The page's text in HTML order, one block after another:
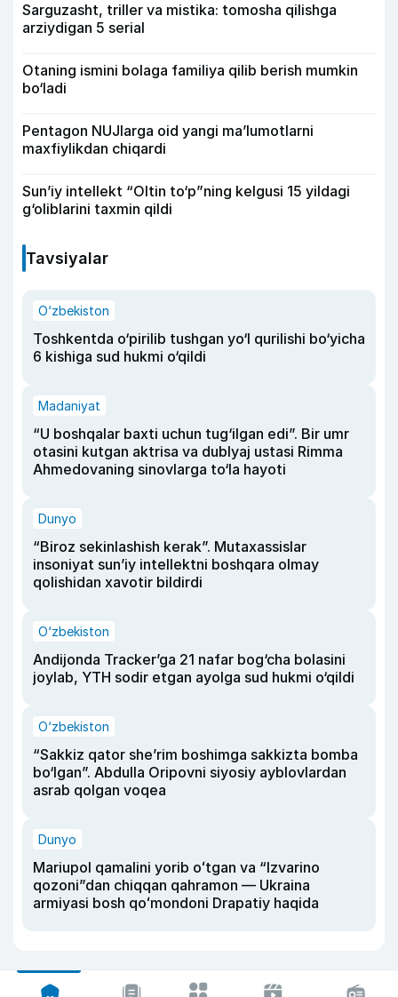
Sarguzasht, triller va mistika: tomosha qilishga
arziydigan 5 serial
Otaning ismini bolaga familiya qilib berish mumkin
bo‘ladi
Pentagon NUJlarga oid yangi maʼlumotlarni
maxfiylikdan chiqardi
Sun’iy intellekt “Oltin to‘p”ning kelgusi 15 yildagi
g‘oliblarini taxmin qildi
Tavsiyalar
O‘zbekiston
Toshkentda o‘pirilib tushgan yo‘l qurilishi bo‘yicha
6 kishiga sud hukmi o‘qildi
Madaniyat
“U boshqalar baxti uchun tug‘ilgan edi”. Bir umr
otasini kutgan aktrisa va dublyaj ustasi Rimma
Ahmedovaning sinovlarga to‘la hayoti
Dunyo
“Biroz sekinlashish kerak”. Mutaxassislar
insoniyat sun’iy intellektni boshqara olmay
qolishidan xavotir bildirdi
O‘zbekiston
Andijonda Tracker’ga 21 nafar bog‘cha bolasini
joylab, YTH sodir etgan ayolga sud hukmi o‘qildi
O‘zbekiston
“Sakkiz qator she’rim boshimga sakkizta bomba
bo‘lgan”. Abdulla Oripovni siyosiy ayblovlardan
asrab qolgan voqea
Dunyo
Mariupol qamalini yorib oʻtgan va “Izvarino
qozoni”dan chiqqan qahramon — Ukraina
armiyasi bosh qoʻmondoni Drapatiy haqida